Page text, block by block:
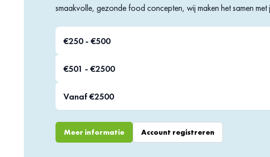
Paneermeel pikant kun je bij Natural Spices eenvoudig online bestellen. Wanneer je je
net dat beetje extra voor een verrassende draai aan jouw gerecht of snack? Aarzel
variant te kopen.
smaakvolle, gezonde food concepten, wij maken het samen met
€250 - €500
€501 - €2500
Vanaf €2500
Meer informatie Account registreren